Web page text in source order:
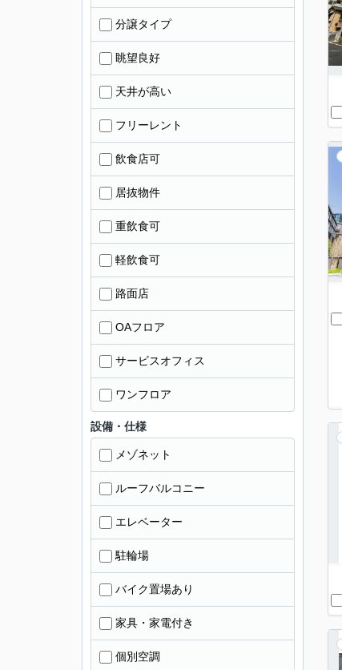
分譲タイプ
眺望良好
天井が高い
フリーレント
飲食店可
居抜物件
重飲食可
軽飲食可
路面店
OAフロア
サービスオフィス
ワンフロア
設備・仕様
メゾネット
ルーフバルコニー
エレベーター
駐輪場
バイク置場あり
家具・家電付き
個別空調